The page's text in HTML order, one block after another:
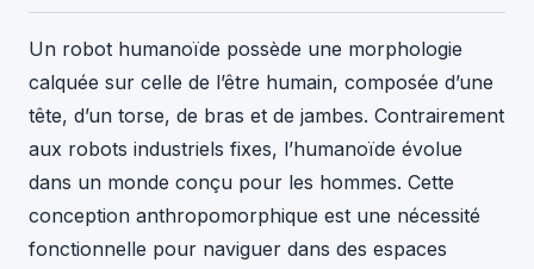
Un robot humanoïde possède une morphologie
calquée sur celle de l’être humain, composée d’une
tête, d’un torse, de bras et de jambes. Contrairement
aux robots industriels fixes, l’humanoïde évolue
dans un monde conçu pour les hommes. Cette
conception anthropomorphique est une nécessité
fonctionnelle pour naviguer dans des espaces